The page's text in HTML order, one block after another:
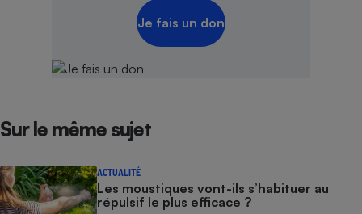
Je fais un don
Sur le même sujet
ACTUALITÉ
Les moustiques vont-ils s’habituer au
répulsif le plus efficace ?